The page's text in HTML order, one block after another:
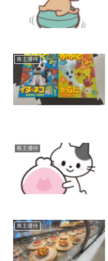
株主優待
株主優待
株主優待